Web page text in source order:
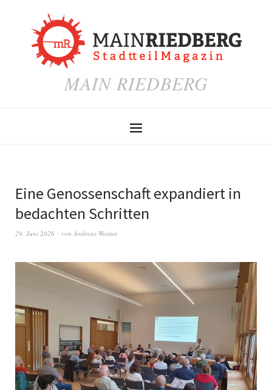
MAIN RIEDBERG
Eine Genossenschaft expandiert in
bedachten Schritten
29. Juni 2026 von Andreas Woitun